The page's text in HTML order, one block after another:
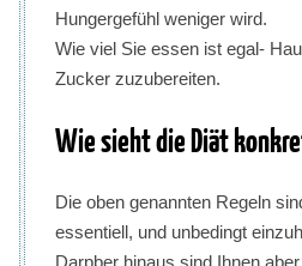
Hungergefühl weniger wird.
Wie viel Sie essen ist egal-
Zucker zuzubereiten.
Wie sieht die Diät
Die oben genannten Regeln
essentiell, und unbedingt
Darpber hinaus sind Ihnen